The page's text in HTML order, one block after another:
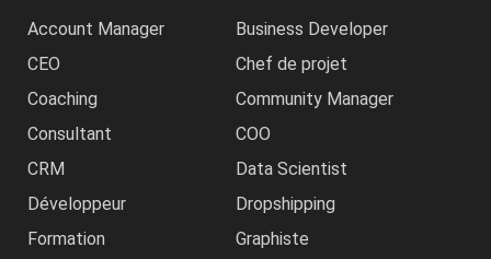
Account Manager
Business Developer
CEO
Chef de projet
Coaching
Community Manager
Consultant
COO
CRM
Data Scientist
Développeur
Dropshipping
Formation
Graphiste